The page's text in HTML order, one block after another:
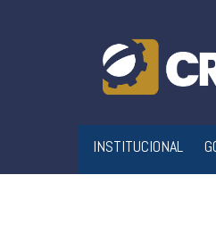
INSTITUCIONAL